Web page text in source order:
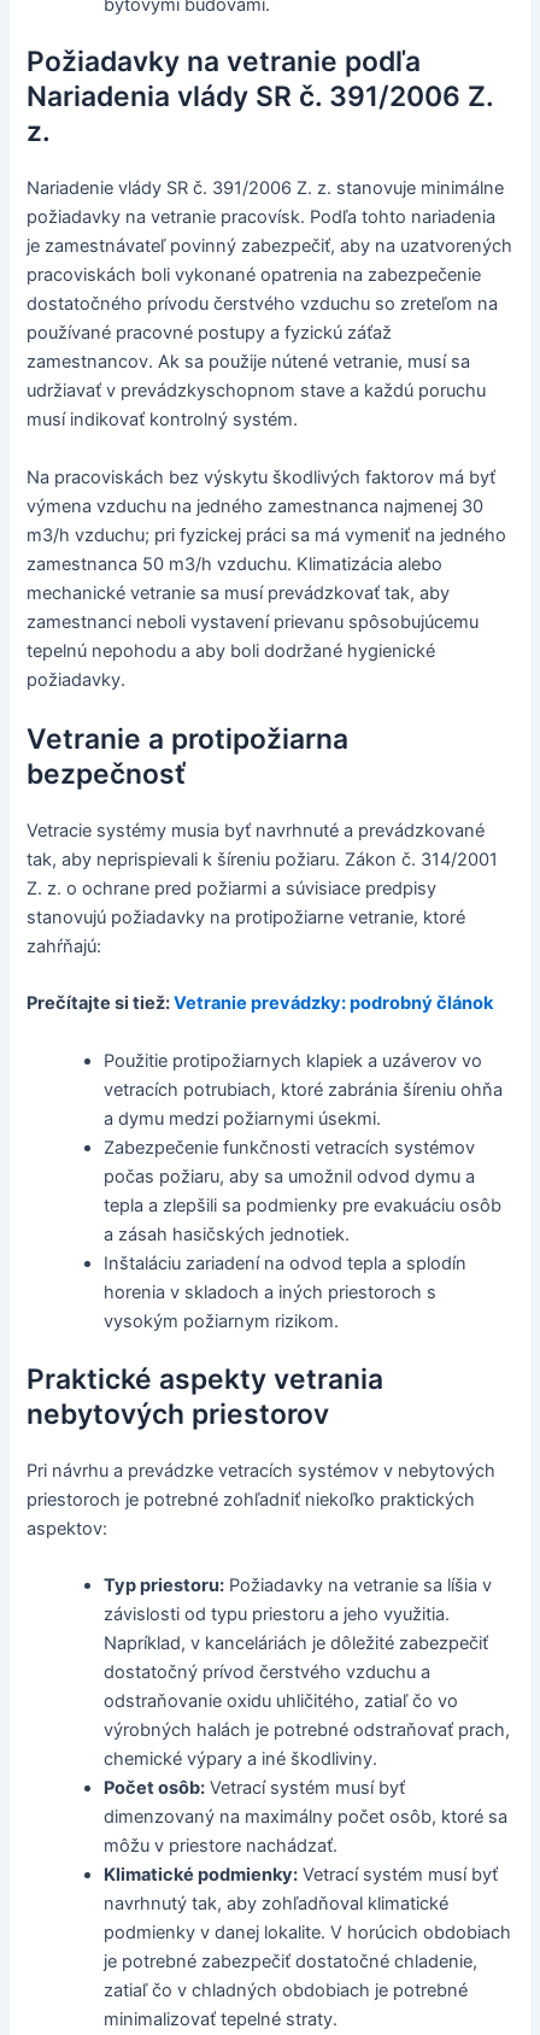
Požiadavky na vetranie podľa
Nariadenia vlády SR č. 391/2006 Z.
z.
Nariadenie vlády SR č. 391/2006 Z. z. stanovuje minimálne
požiadavky na vetranie pracovísk. Podľa tohto nariadenia
je zamestnávateľ povinný zabezpečiť, aby na uzatvorených
pracoviskách boli vykonané opatrenia na zabezpečenie
dostatočného prívodu čerstvého vzduchu so zreteľom na
používané pracovné postupy a fyzickú záťaž
zamestnancov. Ak sa použije nútené vetranie, musí sa
udržiavať v prevádzkyschopnom stave a každú poruchu
musí indikovať kontrolný systém.
Na pracoviskách bez výskytu škodlivých faktorov má byť
výmena vzduchu na jedného zamestnanca najmenej 30
m3/h vzduchu; pri fyzickej práci sa má vymeniť na jedného
zamestnanca 50 m3/h vzduchu. Klimatizácia alebo
mechanické vetranie sa musí prevádzkovať tak, aby
zamestnanci neboli vystavení prievanu spôsobujúcemu
tepelnú nepohodu a aby boli dodržané hygienické
požiadavky.
Vetranie a protipožiarna
bezpečnosť
Vetracie systémy musia byť navrhnuté a prevádzkované
tak, aby neprispievali k šíreniu požiaru. Zákon č. 314/2001
Z. z. o ochrane pred požiarmi a súvisiace predpisy
stanovujú požiadavky na protipožiarne vetranie, ktoré
zahŕňajú:
Prečítajte si tiež:Vetranie prevádzky: podrobný článok
Použitie protipožiarnych klapiek a uzáverov vo
vetracích potrubiach, ktoré zabránia šíreniu ohňa
a dymu medzi požiarnymi úsekmi.
Zabezpečenie funkčnosti vetracích systémov
počas požiaru, aby sa umožnil odvod dymu a
tepla a zlepšili sa podmienky pre evakuáciu osôb
a zásah hasičských jednotiek.
Inštaláciu zariadení na odvod tepla a splodín
horenia v skladoch a iných priestoroch s
vysokým požiarnym rizikom.
Praktické aspekty vetrania
nebytových priestorov
Pri návrhu a prevádzke vetracích systémov v nebytových
priestoroch je potrebné zohľadniť niekoľko praktických
aspektov:
Typ priestoru: Požiadavky na vetranie sa líšia v
závislosti od typu priestoru a jeho využitia.
Napríklad, v kanceláriách je dôležité zabezpečiť
dostatočný prívod čerstvého vzduchu a
odstraňovanie oxidu uhličitého, zatiaľ čo vo
výrobných halách je potrebné odstraňovať prach,
chemické výpary a iné škodliviny.
Počet osôb: Vetrací systém musí byť
dimenzovaný na maximálny počet osôb, ktoré sa
môžu v priestore nachádzať.
Klimatické podmienky: Vetrací systém musí byť
navrhnutý tak, aby zohľadňoval klimatické
podmienky v danej lokalite. V horúcich obdobiach
je potrebné zabezpečiť dostatočné chladenie,
zatiaľ čo v chladných obdobiach je potrebné
minimalizovať tepelné straty.